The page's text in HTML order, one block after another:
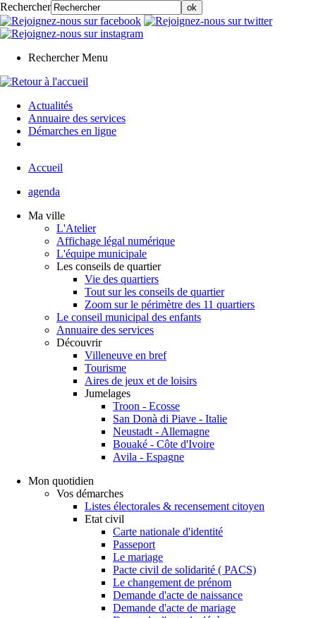
Rechercher
Rechercher Menu
Actualités
Annuaire des services
Démarches en ligne
Accueil
agenda
Ma ville
L'Atelier
Affichage légal numérique
L'équipe municipale
Les conseils de quartier
Vie des quartiers
Tout sur les conseils de quartier
Zoom sur le périmètre des 11 quartiers
Le conseil municipal des enfants
Annuaire des services
Découvrir
Villeneuve en bref
Tourisme
Aires de jeux et de loisirs
Jumelages
Troon - Ecosse
San Donà di Piave - Italie
Neustadt - Allemagne
Bouaké - Côte d'Ivoire
Avila - Espagne
Mon quotidien
Vos démarches
Listes électorales & recensement citoyen
Etat civil
Carte nationale d'identité
Passeport
Le mariage
Pacte civil de solidarité ( PACS)
Le changement de prénom
Demande d'acte de naissance
Demande d'acte de mariage